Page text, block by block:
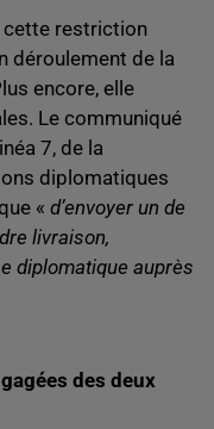
cette restriction
déroulement de la
encore, elle
Le communiqué
7, de la
diplomatiques
« d’envoyer un de
livraison,
diplomatique auprès
des deux